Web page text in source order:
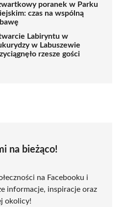
poranek w Parku
czas na wspólną
Labiryntu w
w Labuszewie
rzesze gości
na bieżąco!
na Facebooku i
informacje, inspiracje oraz
okolicy!